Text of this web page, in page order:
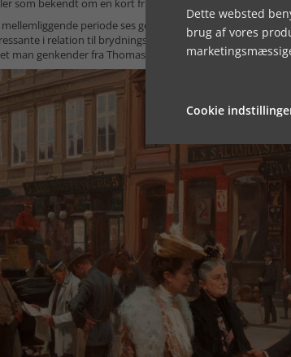
som bekendt om en kort frist. Frem til den 9. april 1940.
mellemliggende periode ses gennem slægtens øjne – og
i relation til brydningstiderne i det mere moderne
man genkender fra Thomas Harders og Lene Hesels bog:
Dette websted
brug af vores
Cookie